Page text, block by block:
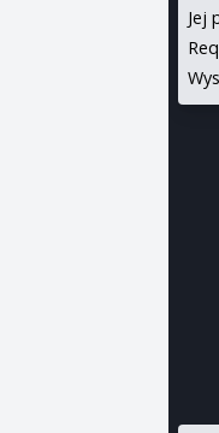
Jej